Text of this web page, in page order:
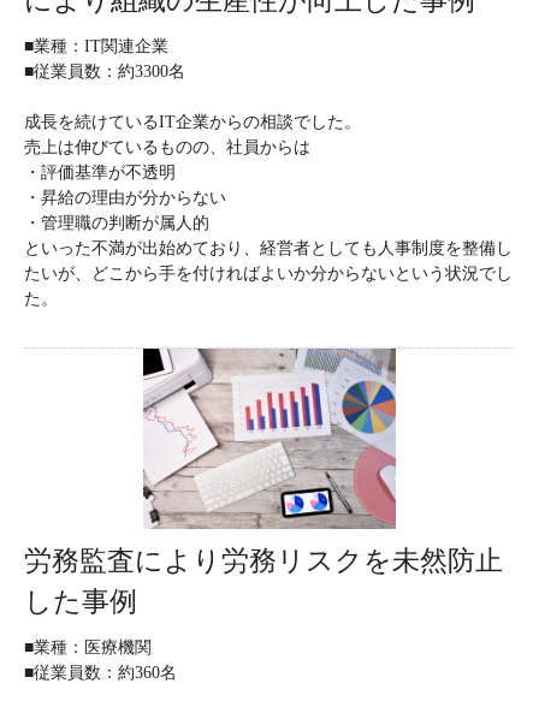
■業種：IT関連企業
■従業員数：約3300名
成長を続けているIT企業からの相談でした。
売上は伸びているものの、社員からは
・評価基準が不透明
・昇給の理由が分からない
・管理職の判断が属人的
といった不満が出始めており、経営者としても人事制度を整備し
たいが、どこから手を付ければよいか分からないという状況でし
た。
労務監査により労務リスクを未然防止
した事例
■業種：医療機関
■従業員数：約360名